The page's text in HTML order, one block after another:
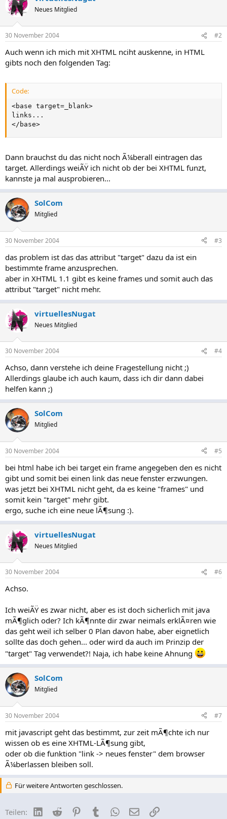
Neues Mitglied
30 November 2004 #2
Auch wenn ich mich mit XHTML nciht auskenne, in HTML
gibts noch den folgenden Tag:
Code:
<base target=_blank>
links...
</base>
Dann brauchst du das nicht noch Ã¼berall eintragen das
target. Allerdings weiÃŸ ich nicht ob der bei XHTML funzt,
kannste ja mal ausprobieren...
SolCom
Mitglied
30 November 2004 #3
das problem ist das das attribut "target" dazu da ist ein
bestimmte frame anzusprechen.
aber in XHTML 1.1 gibt es keine frames und somit auch das
attribut "target" nicht mehr.
virtuellesNugat
Neues Mitglied
30 November 2004 #4
Achso, dann verstehe ich deine Fragestellung nicht ;)
Allerdings glaube ich auch kaum, dass ich dir dann dabei
helfen kann ;)
SolCom
Mitglied
30 November 2004 #5
bei html habe ich bei target ein frame angegeben den es nicht
gibt und somit bei einen link das neue fenster erzwungen.
was jetzt bei XHTML nicht geht, da es keine "frames" und
somit kein "target" mehr gibt.
ergo, suche ich eine neue lÃ¶sung :).
virtuellesNugat
Neues Mitglied
30 November 2004 #6
Achso.
Ich weiÃŸ es zwar nicht, aber es ist doch sicherlich mit java
mÃ¶glich oder? Ich kÃ¶nnte dir zwar neimals erklÃ¤ren wie
das geht weil ich selber 0 Plan davon habe, aber eignetlich
sollte das doch gehen... oder wird da auch im Prinzip der
"target" Tag verwendet?! Naja, ich habe keine Ahnung
SolCom
Mitglied
30 November 2004 #7
mit javascript geht das bestimmt, zur zeit mÃ¶chte ich nur
wissen ob es eine XHTML-LÃ¶sung gibt,
oder ob die funktion "link -> neues fenster" dem browser
Ã¼berlassen bleiben soll.
Für weitere Antworten geschlossen.
Teilen: LinkedIn
Reddit PinterestTumblrWhatsApp
E-MailLink